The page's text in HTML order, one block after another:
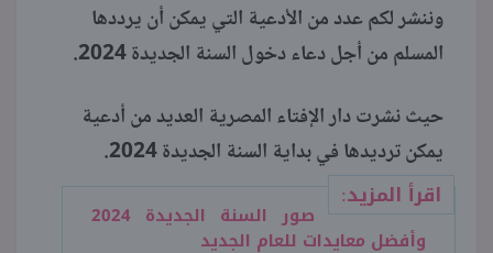
وننشر لكم عدد من الأدعية التي يمكن أن يرددها
المسلم من أجل دعاء دخول السنة الجديدة 2024.
حيث نشرت دار الإفتاء المصرية العديد من أدعية
يمكن ترديدها في بداية السنة الجديدة 2024.
اقرأ المزيد:
صور السنة الجديدة 2024
وأفضل معايدات للعام الجديد